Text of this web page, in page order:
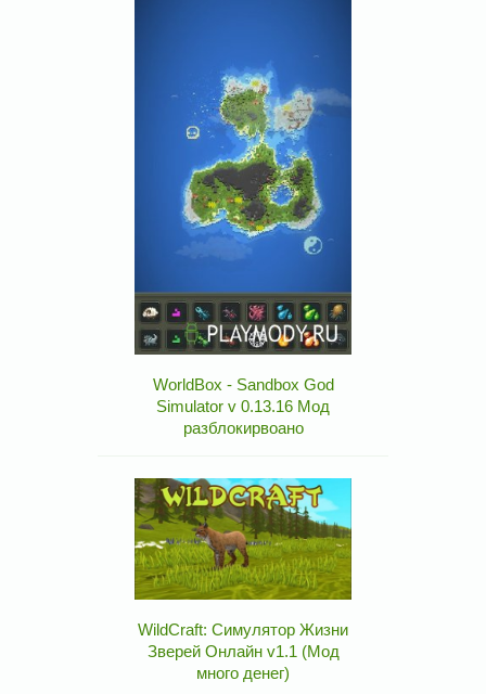
WorldBox - Sandbox God
Simulator v 0.13.16 Мод
разблокирвоано
WildCraft: Симулятор Жизни
Зверей Онлайн v1.1 (Мод
много денег)